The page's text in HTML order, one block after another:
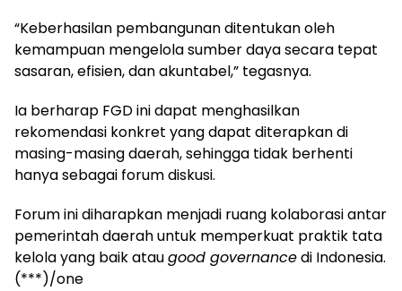
“Keberhasilan pembangunan ditentukan oleh
kemampuan mengelola sumber daya secara tepat
sasaran, efisien, dan akuntabel,” tegasnya.
Ia berharap FGD ini dapat menghasilkan
rekomendasi konkret yang dapat diterapkan di
masing-masing daerah, sehingga tidak berhenti
hanya sebagai forum diskusi.
Forum ini diharapkan menjadi ruang kolaborasi antar
pemerintah daerah untuk memperkuat praktik tata
kelola yang baik ataugood governancedi Indonesia.
(***)/one